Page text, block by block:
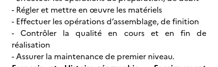
- Régler et mettre en œuvre les matériels
- Effectuer les opérations d’assemblage, de finition
- Contrôler la qualité en cours et en fin de
réalisation
- Assurer la maintenance de premier niveau.